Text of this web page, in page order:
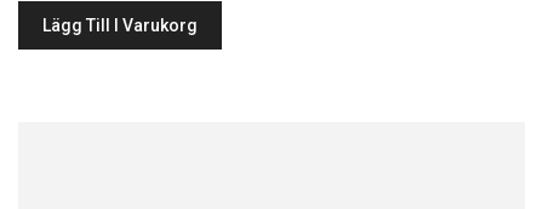
Lägg Till I Varukorg